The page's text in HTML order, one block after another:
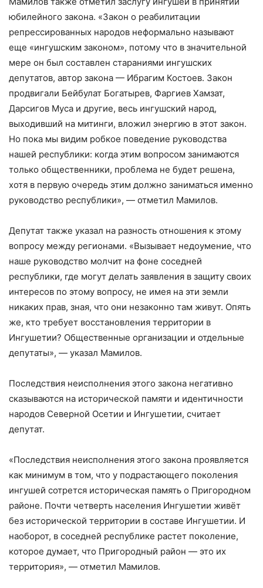
юбилейного закона. «Закон о реабилитации
репрессированных народов неформально называют
еще «ингушским законом», потому что в значительной
мере он был составлен стараниями ингушских
депутатов, автор закона — Ибрагим Костоев. Закон
продвигали Бейбулат Богатырев, Фаргиев Хамзат,
Дарсигов Муса и другие, весь ингушский народ,
выходивший на митинги, вложил энергию в этот закон.
Но пока мы видим робкое поведение руководства
нашей республики: когда этим вопросом занимаются
только общественники, проблема не будет решена,
хотя в первую очередь этим должно заниматься именно
руководство республики», — отметил Мамилов.
Депутат также указал на разность отношения к этому
вопросу между регионами. «Вызывает недоумение, что
наше руководство молчит на фоне соседней
республики, где могут делать заявления в защиту своих
интересов по этому вопросу, не имея на эти земли
никаких прав, зная, что они незаконно там живут. Опять
же, кто требует восстановления территории в
Ингушетии? Общественные организации и отдельные
депутаты», — указал Мамилов.
Последствия неисполнения этого закона негативно
сказываются на исторической памяти и идентичности
народов Северной Осетии и Ингушетии, считает
депутат.
«Последствия неисполнения этого закона проявляется
как минимум в том, что у подрастающего поколения
ингушей сотрется историческая память о Пригородном
районе. Почти четверть населения Ингушетии живёт
без исторической территории в составе Ингушетии. И
наоборот, в соседней республике растет поколение,
которое думает, что Пригородный район — это их
территория», — отметил Мамилов.